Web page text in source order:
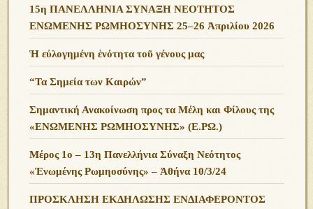
15η ΠΑΝΕΛΛΗΝΙΑ ΣΥΝΑΞΗ ΝΕΟΤΗΤΟΣ
ΕΝΩΜΕΝΗΣ ΡΩΜΗΟΣΥΝΗΣ 25–26 Ἀπριλίου 2026
Ἡ εὐλογημένη ἑνότητα τοῦ γένους μας
“Τα Σημεία των Καιρών”
Σημαντική Ανακοίνωση προς τα Μέλη και Φίλους της
«ΕΝΩΜΕΝΗΣ ΡΩΜΗΟΣΥΝΗΣ» (Ε.ΡΩ.)
Μέρος 1ο – 13η Πανελλήνια Σύναξη Νεότητος
«Ἑνωμένης Ρωμηοσύνης» – Ἀθήνα 10/3/24
ΠΡΟΣΚΛΗΣΗ ΕΚΔΗΛΩΣΗΣ ΕΝΔΙΑΦΕΡΟΝΤΟΣ